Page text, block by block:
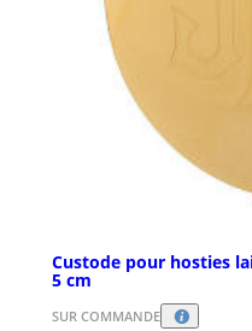
Custode pour hosties
5 cm
SUR COMMANDE